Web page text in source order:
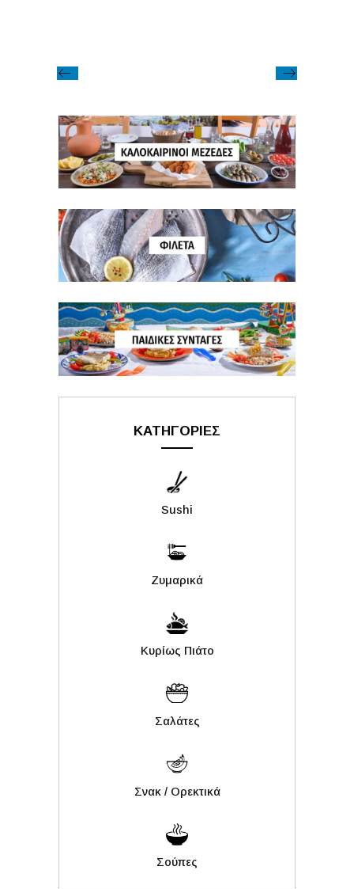
ΚΑΤΗΓΟΡΙΕΣ
Sushi
Ζυμαρικά
Κυρίως Πιάτο
Σαλάτες
Σνακ / Ορεκτικά
Σούπες